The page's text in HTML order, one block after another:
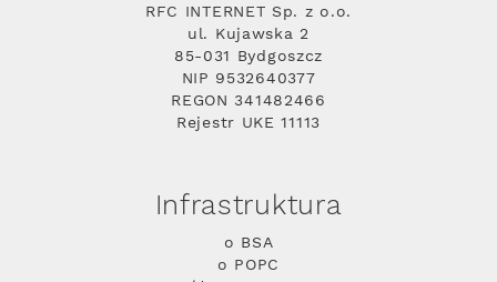
RFC INTERNET Sp. z o.o.
ul. Kujawska 2
85-031 Bydgoszcz
NIP 9532640377
REGON 341482466
Rejestr UKE 11113
Infrastruktura
o BSA
o POPC